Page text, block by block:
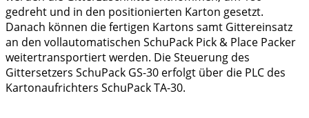
gedreht und in den positionierten Karton gesetzt.
Danach können die fertigen Kartons samt Gittereinsatz
an den vollautomatischen SchuPack Pick & Place Packer
weitertransportiert werden. Die Steuerung des
Gittersetzers SchuPack GS-30 erfolgt über die PLC des
Kartonaufrichters SchuPack TA-30.